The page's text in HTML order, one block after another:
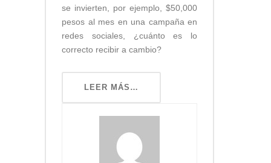
se invierten, por ejemplo, $50,000
pesos al mes en una campaña en
redes sociales, ¿cuánto es lo
correcto recibir a cambio?
LEER MÁS…